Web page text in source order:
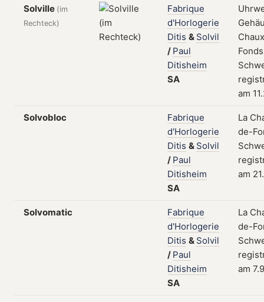
Solville (im
Rechteck)
Fabrique
d'Horlogerie
Ditis & Solvil
/ Paul
Ditisheim
SA
am
Solvobloc
Fabrique
d'Horlogerie
Ditis & Solvil
/ Paul
Ditisheim
SA
La
de-
am
Solvomatic
Fabrique
d'Horlogerie
Ditis & Solvil
/ Paul
Ditisheim
SA
La
de-
am